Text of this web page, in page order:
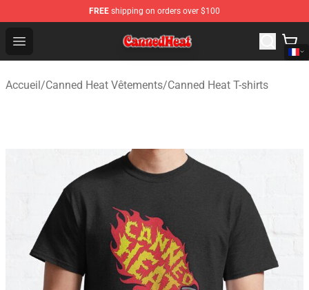
FREE shipping on orders over $100
Open menu
Canned Heat Store - Official Canned Heat Merchandise
Accueil/Canned Heat Vêtements/Canned Heat T-shirts